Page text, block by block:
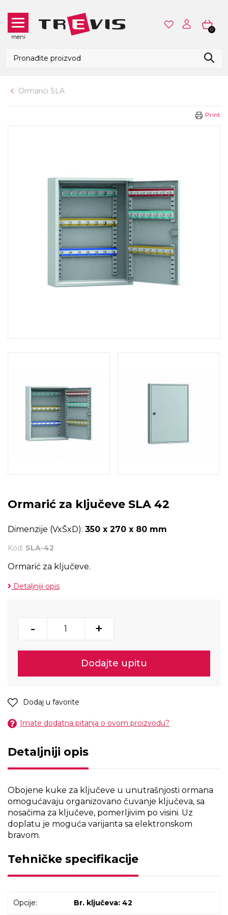
meni
0
Ormarići SLA
Print
Ormarić za ključeve SLA 42
Dimenzije (VxŠxD): 350 x 270 x 80 mm
Kod: SLA-42
Ormarić za ključeve.
Detaljniji opis
- +
Dodajte upitu
Dodaj u favorite
Imate dodatna pitanja o ovom proizvodu?
Detaljniji opis
Obojene kuke za ključeve u unutrašnjosti ormana
omogućavaju organizovano čuvanje ključeva, sa
nosačima za ključeve, pomerljivim po visini. Uz
doplatu je moguća varijanta sa elektronskom
bravom.
Tehničke specifikacije
Opcije: Br. ključeva: 42